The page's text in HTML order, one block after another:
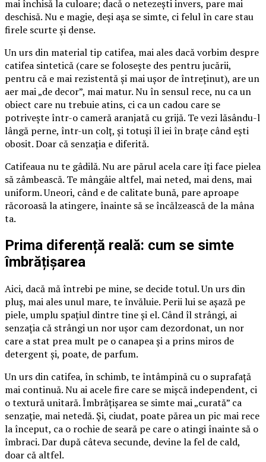
mai închisă la culoare; dacă o netezești invers, pare mai
deschisă. Nu e magie, deși așa se simte, ci felul în care stau
firele scurte și dense.
Un urs din material tip catifea, mai ales dacă vorbim despre
catifea sintetică (care se folosește des pentru jucării,
pentru că e mai rezistentă și mai ușor de întreținut), are un
aer mai „de decor”, mai matur. Nu în sensul rece, nu ca un
obiect care nu trebuie atins, ci ca un cadou care se
potrivește într-o cameră aranjată cu grijă. Te vezi lăsându-l
lângă perne, într-un colț, și totuși îl iei în brațe când ești
obosit. Doar că senzația e diferită.
Catifeaua nu te gâdilă. Nu are părul acela care îți face pielea
să zâmbească. Te mângâie altfel, mai neted, mai dens, mai
uniform. Uneori, când e de calitate bună, pare aproape
răcoroasă la atingere, înainte să se încălzească de la mâna
ta.
Prima diferență reală: cum se simte
îmbrățișarea
Aici, dacă mă întrebi pe mine, se decide totul. Un urs din
pluș, mai ales unul mare, te învăluie. Perii lui se așază pe
piele, umplu spațiul dintre tine și el. Când îl strângi, ai
senzația că strângi un nor ușor cam dezordonat, un nor
care a stat prea mult pe o canapea și a prins miros de
detergent și, poate, de parfum.
Un urs din catifea, în schimb, te întâmpină cu o suprafață
mai continuă. Nu ai acele fire care se mișcă independent, ci
o textură unitară. Îmbrățișarea se simte mai „curată” ca
senzație, mai netedă. Și, ciudat, poate părea un pic mai rece
la început, ca o rochie de seară pe care o atingi înainte să o
îmbraci. Dar după câteva secunde, devine la fel de cald,
doar că altfel.